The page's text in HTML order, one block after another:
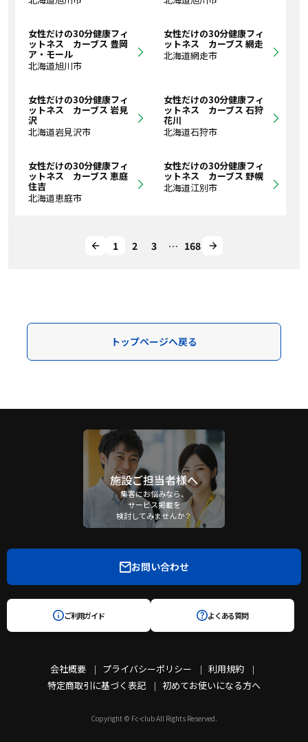
女性だけの30分健康フィ
ットネス カーブス 豊岡
ア・モール
北海道旭川市
女性だけの30分健康フィ
ットネス カーブス 網走
北海道網走市
女性だけの30分健康フィ
ットネス カーブス 岩見
沢
北海道岩見沢市
女性だけの30分健康フィ
ットネス カーブス 石狩
花川
北海道石狩市
女性だけの30分健康フィ
ットネス カーブス 恵庭
住吉
北海道恵庭市
女性だけの30分健康フィ
ットネス カーブス 野幌
北海道江別市
1 2 3 … 168
トップページへ戻る
施設ご担当者様へ
集客にお悩みなら、
サービス掲載を
検討してみませんか？
会社概要 プライバシーポリシー
利用規約
特定商取引に基づく表記
初めてお使いになる方へ
お問い合わせ
ご利用ガイド よくある質問
Copyright © Fc-club All Rights Reserved.